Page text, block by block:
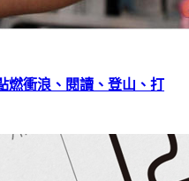
燃衝浪、閱讀、登山、打